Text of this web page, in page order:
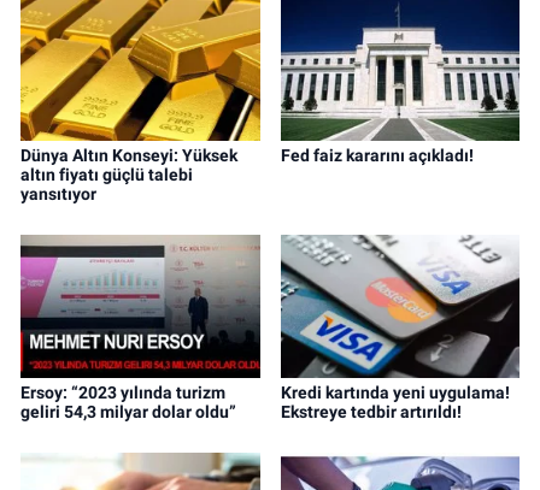
Dünya Altın Konseyi: Yüksek
altın fiyatı güçlü talebi
yansıtıyor
Fed faiz kararını açıkladı!
Ersoy: “2023 yılında turizm
geliri 54,3 milyar dolar oldu”
Kredi kartında yeni uygulama!
Ekstreye tedbir artırıldı!